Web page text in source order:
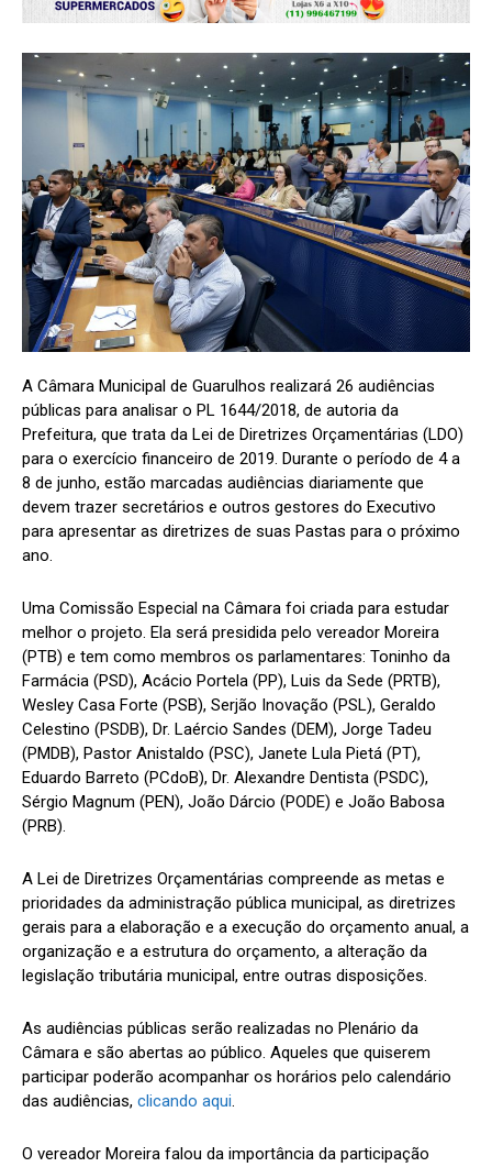
A Câmara Municipal de Guarulhos realizará 26 audiências
públicas para analisar o PL 1644/2018, de autoria da
Prefeitura, que trata da Lei de Diretrizes Orçamentárias (LDO)
para o exercício financeiro de 2019. Durante o período de 4 a
8 de junho, estão marcadas audiências diariamente que
devem trazer secretários e outros gestores do Executivo
para apresentar as diretrizes de suas Pastas para o próximo
ano.
Uma Comissão Especial na Câmara foi criada para estudar
melhor o projeto. Ela será presidida pelo vereador Moreira
(PTB) e tem como membros os parlamentares: Toninho da
Farmácia (PSD), Acácio Portela (PP), Luis da Sede (PRTB),
Wesley Casa Forte (PSB), Serjão Inovação (PSL), Geraldo
Celestino (PSDB), Dr. Laércio Sandes (DEM), Jorge Tadeu
(PMDB), Pastor Anistaldo (PSC), Janete Lula Pietá (PT),
Eduardo Barreto (PCdoB), Dr. Alexandre Dentista (PSDC),
Sérgio Magnum (PEN), João Dárcio (PODE) e João Babosa
(PRB).
A Lei de Diretrizes Orçamentárias compreende as metas e
prioridades da administração pública municipal, as diretrizes
gerais para a elaboração e a execução do orçamento anual, a
organização e a estrutura do orçamento, a alteração da
legislação tributária municipal, entre outras disposições.
As audiências públicas serão realizadas no Plenário da
Câmara e são abertas ao público. Aqueles que quiserem
participar poderão acompanhar os horários pelo calendário
das audiências, clicando aqui.
O vereador Moreira falou da importância da participação